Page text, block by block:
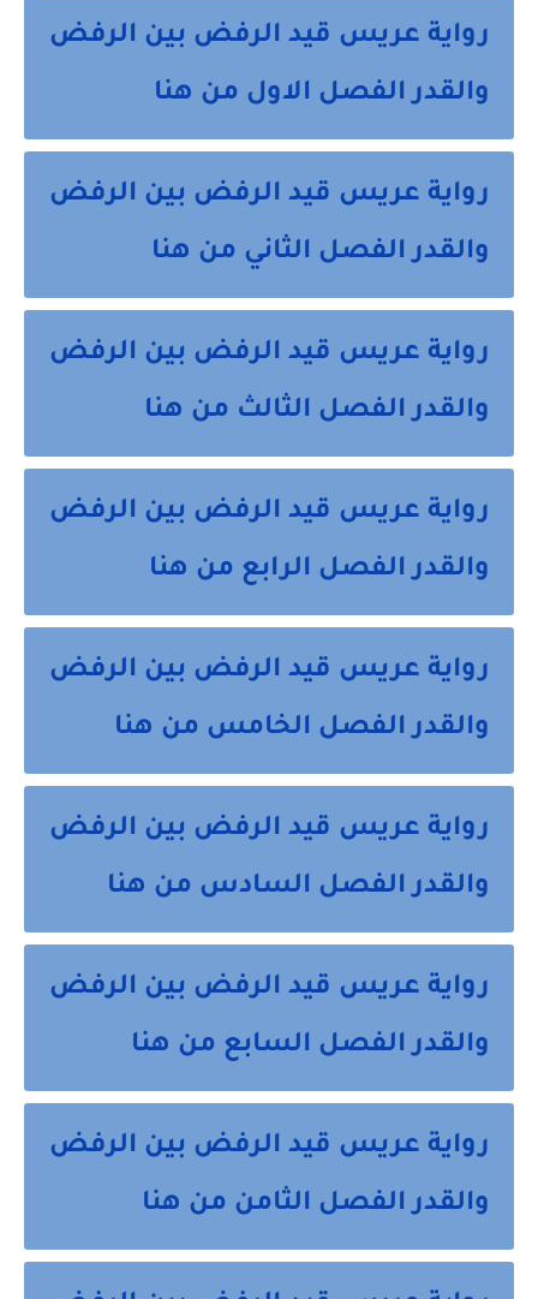
رواية عريس قيد الرفض بين الرفض
والقدر الفصل الاول من هنا
رواية عريس قيد الرفض بين الرفض
والقدر الفصل الثاني من هنا
رواية عريس قيد الرفض بين الرفض
والقدر الفصل الثالث من هنا
رواية عريس قيد الرفض بين الرفض
والقدر الفصل الرابع من هنا
رواية عريس قيد الرفض بين الرفض
والقدر الفصل الخامس من هنا
رواية عريس قيد الرفض بين الرفض
والقدر الفصل السادس من هنا
رواية عريس قيد الرفض بين الرفض
والقدر الفصل السابع من هنا
رواية عريس قيد الرفض بين الرفض
والقدر الفصل الثامن من هنا